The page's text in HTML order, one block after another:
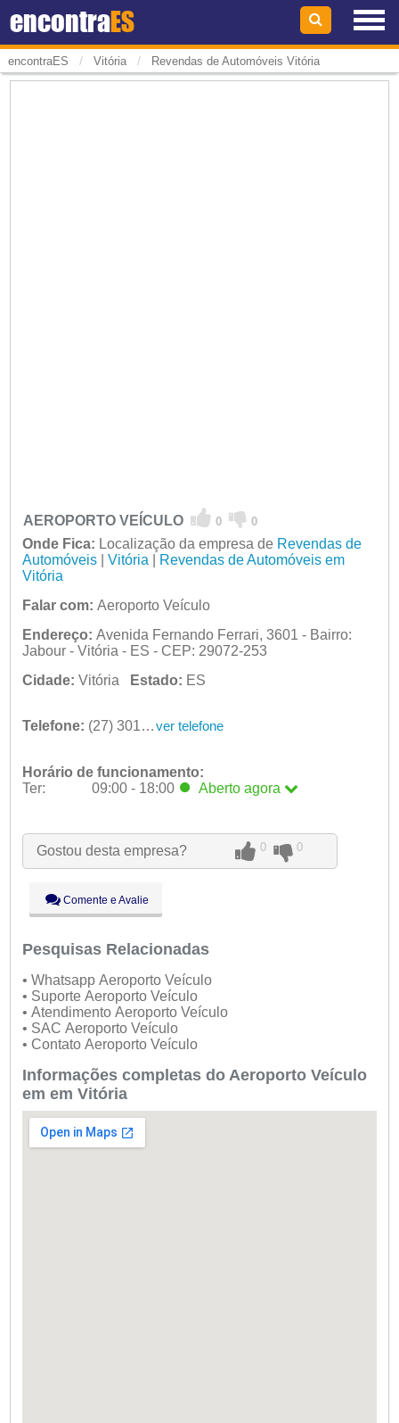
encontraES
encontraES / Vitória / Revendas de Automóveis Vitória
AEROPORTO VEÍCULO 0 0
Onde Fica: Localização da empresa de Revendas de
Automóveis| Vitória
Revendas de Automóveis em
Vitória
Falar com: Aeroporto Veículo
Endereço: Avenida Fernando Ferrari, 3601 - Bairro:
Jabour - Vitória - ES - CEP: 29072-253
Cidade: Vitória Estado: ES
Telefone: (27) 3019-3556 ver telefone
Horário de funcionamento:
Ter:
09:00 - 18:00 Aberto agora
Ter:
09:00 - 18:00 Abertoagora
Qua:
09:00 - 18:00
Sex:
09:00 - 18:00
Sáb:
Fechado
Dom:
Fechado
Gostou desta empresa? 0 0
Comente e Avalie
Pesquisas Relacionadas
• Whatsapp Aeroporto Veículo
• Suporte Aeroporto Veículo
• Atendimento Aeroporto Veículo
• SAC Aeroporto Veículo
• Contato Aeroporto Veículo
Informações completas do Aeroporto Veículo
em em Vitória